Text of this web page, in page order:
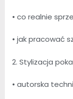
• co realnie
• jak pracować
2. Stylizacja
• autorska